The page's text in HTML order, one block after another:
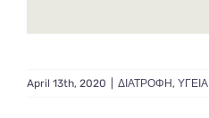
April 13th, 2020 ΔΙΑΤΡΟΦΗ, ΥΓΕΙΑ